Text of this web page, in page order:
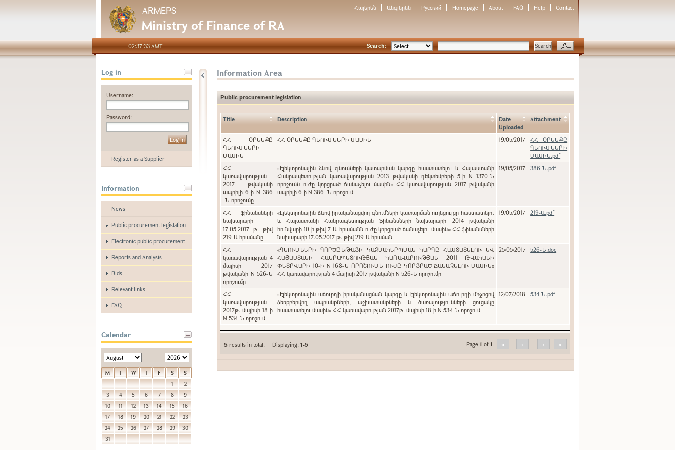
ARMEPS
Ministry of Finance of RA
Հայերեն Անգլերեն Русский Homepage About FAQ Help Contact
02:37:33 AMT Search:
Log in
Username:
Password:
Register as a Supplier
Information
News
Public procurement legislation
Electronic public procurement
Reports and Analysis
Bids
Relevant links
FAQ
Calendar
M T W T F S
S
1
2
3
4 5 6 7 8
9
10
11 12 13 14 15
16
17
18 19 20 21 22
23
24
25 26 27 28 29
30
31
Information Area
Public procurement legislation
Title Description
Date
Uploaded
Attachment
ՀՀ ՕՐԵՆՔԸ
ԳՆՈՒՄՆԵՐԻ
ՄԱՍԻՆ
ՀՀ ՕՐԵՆՔԸ ԳՆՈՒՄՆԵՐԻ ՄԱՍԻՆ 19/05/2017
ՀՀ ՕՐԵՆՔԸ
ԳՆՈՒՄՆԵՐԻ
ՄԱՍԻՆ.pdf
ՀՀ
կառավարության
2017 թվականի
ապրիլի 6-ի N 386
-Ն որոշումը
«Էլեկտրոնային ձևով գնումների կատարման կարգը հաստատելու և Հայաստանի
Հանրապետության կառավարության 2013 թվականի դեկտեմբերի 5-ի N 1370-Ն
որոշումն ուժը կորցրած ճանաչելու մասին» ՀՀ կառավարության 2017 թվականի
ապրիլի 6-ի N 386 -Ն որոշում
19/05/2017 386-Ն.pdf
ՀՀ ֆինանսների
նախարարի
17.05.2017 թ. թիվ
219-Ա հրամանը
«Էլեկտրոնային ձևով իրականացվող գնումների կատարման ուղեցույցը հաստատելու
և Հայաստանի Հանրապետության ֆինանսների նախարարի 2014 թվականի
հունվարի 10-ի թիվ 7-Ա հրամանն ուժը կորցրած ճանաչելու մասին» ՀՀ ֆինանսների
նախարարի 17.05.2017 թ. թիվ 219-Ա հրաման
19/05/2017 219-Ա.pdf
ՀՀ
կառավարության 4
մայիսի 2017
թվականի N 526-Ն
որոշումը
«ԳՆՈՒՄՆԵՐԻ ԳՈՐԾԸՆԹԱՑԻ ԿԱԶՄԱԿԵՐՊՄԱՆ ԿԱՐԳԸ ՀԱՍՏԱՏԵԼՈՒ ԵՎ
ՀԱՅԱՍՏԱՆԻ ՀԱՆՐԱՊԵՏՈՒԹՅԱՆ ԿԱՌԱՎԱՐՈՒԹՅԱՆ 2011 ԹՎԱԿԱՆԻ
ՓԵՏՐՎԱՐԻ 10-Ի N 168-Ն ՈՐՈՇՈՒՄՆ ՈՒԺԸ ԿՈՐՑՐԱԾ ՃԱՆԱՉԵԼՈՒ ՄԱՍԻՆ»
ՀՀ կառավարության 4 մայիսի 2017 թվականի N 526-Ն որոշումը
25/05/2017 526-Ն.doc
ՀՀ
կառավարության
2017թ. մայիսի 18-ի
N 534-Ն որոշում
«Էլեկտրոնային աճուրդի իրականացման կարգը և էլեկտրոնային աճուրդի միջոցով
ձեռքբերվող ապրանքների, աշխատանքների և ծառայությունների ցուցակը
հաստատելու մասին» ՀՀ կառավարության 2017թ. մայիսի 18-ի N 534-Ն որոշում
12/07/2018 534-Ն.pdf
5 results in total. Displaying:1-5 Page 1 of1 « ‹ › »